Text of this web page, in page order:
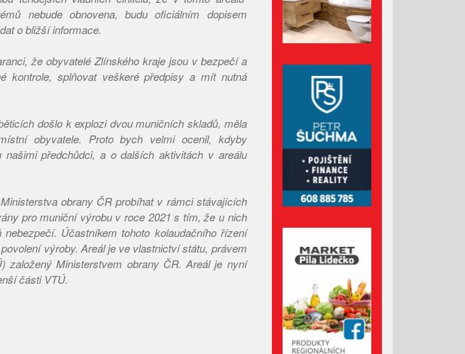
Leden 2026
Prosinec 2025
Září 2025
Srpen 2025
Červenec 2025
Červen 2025
Květen 2025
Duben 2025
Leden 2025
Prosinec 2024
Listopad 2024
Říjen 2024
Září 2024
nebude obnovena, budu oficiálním dopisem
o bližší informace.
že obyvatelé Zlínského kraje jsou v bezpečí a
kontrole, splňovat veškeré předpisy a mít nutná
došlo k explozi dvou muničních skladů, měla
obyvatele. Proto bych velmi ocenil, kdyby
předchůdci, a o dalších aktivitách v areálu
obrany ČR probíhat v rámci stávajících
pro muniční výrobu v roce 2021 s tím, že u nich
Účastníkem tohoto kolaudačního řízení
výroby. Areál je ve vlastnictví státu, právem
založený Ministerstvem obrany ČR. Areál je nyní
části VTÚ.